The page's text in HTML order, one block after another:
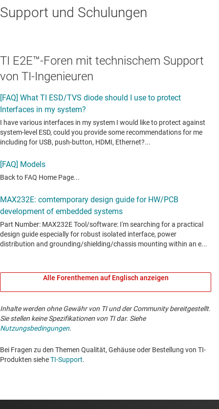
Support und Schulungen
TI E2E™-Foren mit technischem Support
von TI-Ingenieuren
Alle Forenthemen auf Englisch anzeigen
Inhalte werden ohne Gewähr von TI und der Community bereitgestellt.
Sie stellen keine Spezifikationen von TI dar. Siehe
Nutzungsbedingungen.
Bei Fragen zu den Themen Qualität, Gehäuse oder Bestellung von TI-
Produkten sieheTI-Support. ​​​​​​​​​​​​​​